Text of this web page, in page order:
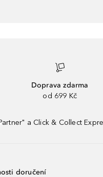
Doprava zdarma
od 699 Kč
a Click & Collect
doručení